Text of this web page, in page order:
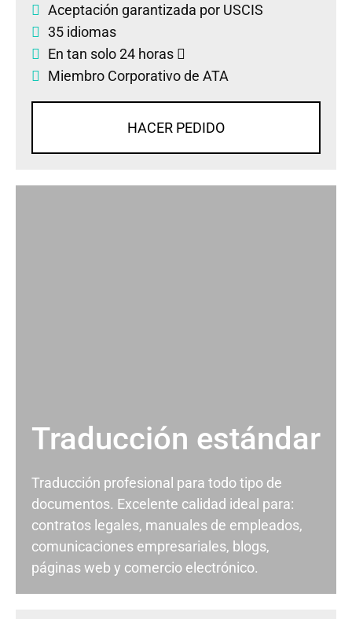
Aceptación garantizada por USCIS
35 idiomas
En tan solo 24 horas
Miembro Corporativo de ATA
HACER PEDIDO
Traducción estándar
Traducción profesional para todo tipo de
documentos. Excelente calidad ideal para:
contratos legales, manuales de empleados,
comunicaciones empresariales, blogs,
páginas web y comercio electrónico.